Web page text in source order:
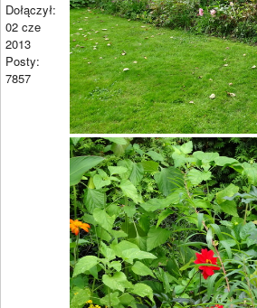
Dołączył:
02 cze
2013
Posty:
7857